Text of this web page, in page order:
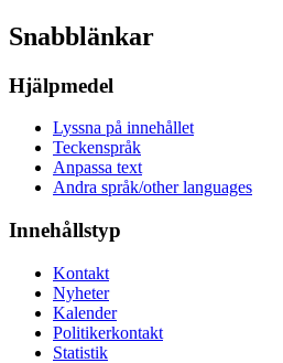
Snabblänkar
Hjälpmedel
Lyssna på innehållet
Teckenspråk
Anpassa text
Andra språk/other languages
Innehållstyp
Kontakt
Nyheter
Kalender
Politikerkontakt
Statistik